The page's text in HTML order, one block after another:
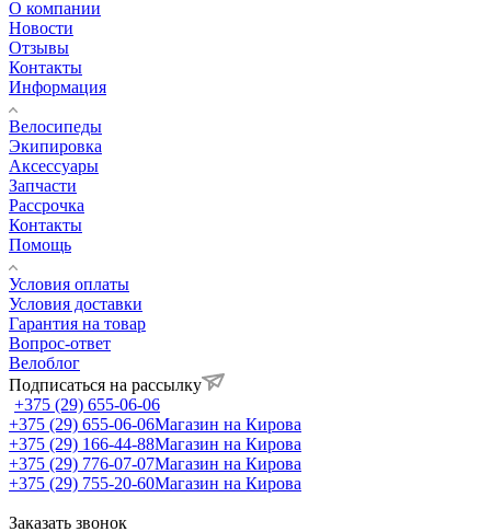
О компании
Новости
Отзывы
Контакты
Информация
Велосипеды
Экипировка
Аксессуары
Запчасти
Рассрочка
Контакты
Помощь
Условия оплаты
Условия доставки
Гарантия на товар
Вопрос-ответ
Велоблог
Подписаться на рассылку
+375 (29) 655-06-06
+375 (29) 655-06-06Магазин на Кирова
+375 (29) 166-44-88Магазин на Кирова
+375 (29) 776-07-07Магазин на Кирова
+375 (29) 755-20-60Магазин на Кирова
Заказать звонок